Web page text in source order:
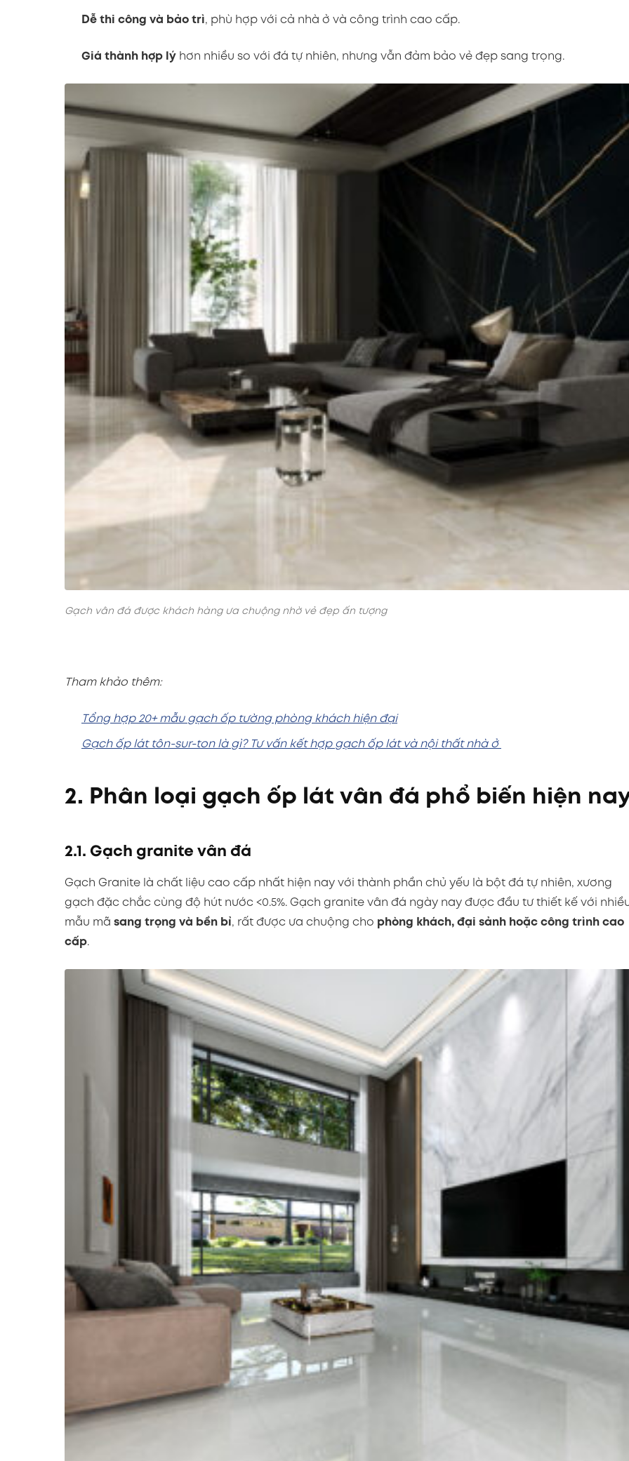
Dễ thi công và bảo trì, phù hợp với cả nhà ở và công trình cao cấp.
Giá thành hợp lý hơn nhiều so với đá tự nhiên, nhưng vẫn đảm bảo vẻ đẹp sang trọng.
Gạch vân đá được khách hàng ưa chuộng nhờ vẻ đẹp ấn tượng
Tham khảo thêm:
Tổng hợp 20+ mẫu gạch ốp tường phòng khách hiện đại
Gạch ốp lát tôn-sur-ton là gì? Tư vấn kết hợp gạch ốp lát và nội thất nhà ở
2. Phân loại gạch ốp lát vân đá phổ biến hiện
2.1. Gạch granite vân đá
Gạch Granite là chất liệu cao cấp nhất hiện nay với thành phần chủ yếu là bột đá tự nhiên, xương
gạch đặc chắc cùng độ hút nước <0.5%. Gạch granite vân đá ngày nay được đầu tư thiết kế với
mẫu mã sang trọng và bền bỉ, rất được ưa chuộng cho phòng khách, đại sảnh hoặc công trình cao
cấp.